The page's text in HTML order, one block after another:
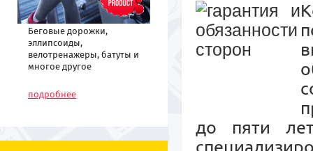
до пяти
Беговые дорожки,
эллипсоиды,
велотренажеры, батуты и
многое другое
оборудование по низким
ценам
подробнее